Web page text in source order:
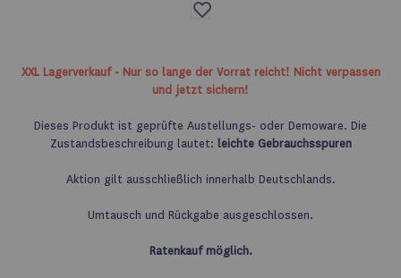
Auf
die
XXL Lagerverkauf - Nur so lange der Vorrat reicht! Nicht verpassen
und jetzt sichern!
Dieses Produkt ist geprüfte Austellungs- oder Demoware. Die
Zustandsbeschreibung lautet: leichte Gebrauchsspuren
Aktion gilt ausschließlich innerhalb Deutschlands.
Umtausch und Rückgabe ausgeschlossen.
Ratenkauf möglich.